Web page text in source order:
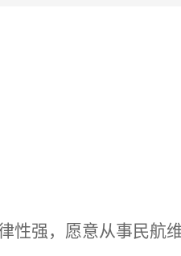
性强，愿意从事民航